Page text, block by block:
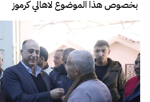
بخصوص هذا الموضوع لاهالي كرموز